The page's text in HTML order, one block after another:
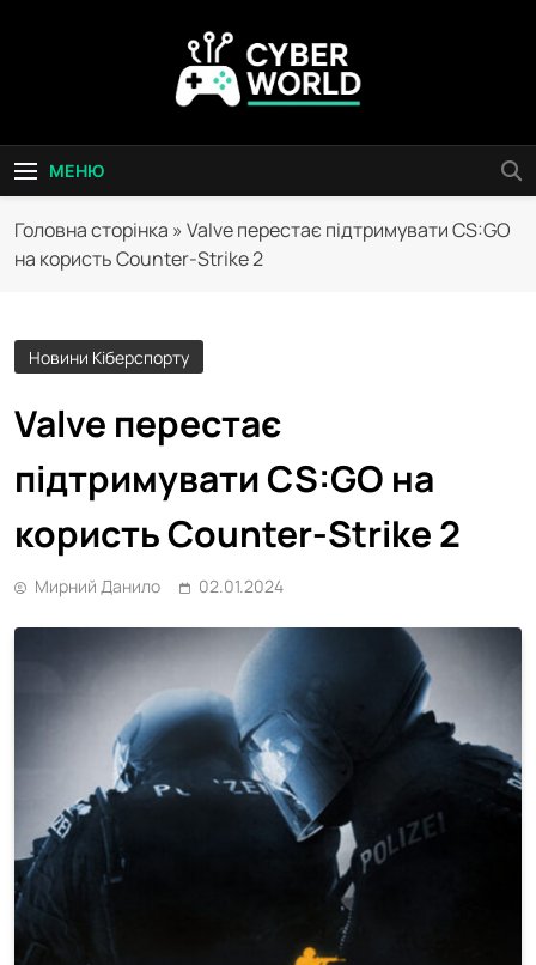
Сyber World
МЕНЮ
Головна сторінка » Valve перестає підтримувати CS:GO
на користь Counter-Strike 2
Новини Кіберспорту
Valve перестає
підтримувати CS:GO на
користь Counter-Strike 2
Мирний Данило 02.01.2024